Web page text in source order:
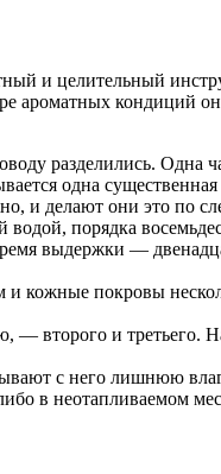
и целительный
ароматных кондиций
разделились. Одна
одна
и делают они это
порядка
выдержки —
покровы
— второго и
с него лишнюю
в неотапливаемом